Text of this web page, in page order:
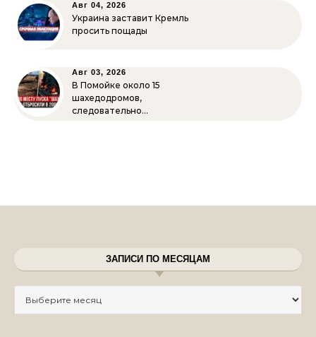
Авг 04, 2026
Украина заставит Кремль
просить пощады
Авг 03, 2026
В Помойке около 15
шахедодромов,
следовательно…
ЗАПИСИ ПО МЕСЯЦАМ